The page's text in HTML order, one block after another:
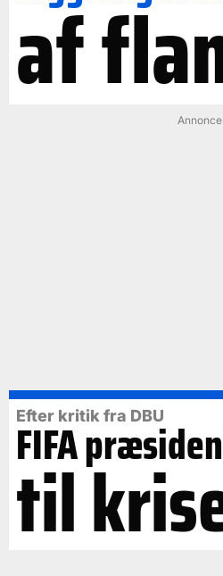
af Annonce
Efter kritik fra DBU
FIFA
til